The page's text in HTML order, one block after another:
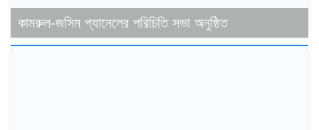
কামরুল-জসিম প্যানেলের পরিচিতি সভা অনুষ্ঠিত